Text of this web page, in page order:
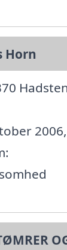
Horn
2006,